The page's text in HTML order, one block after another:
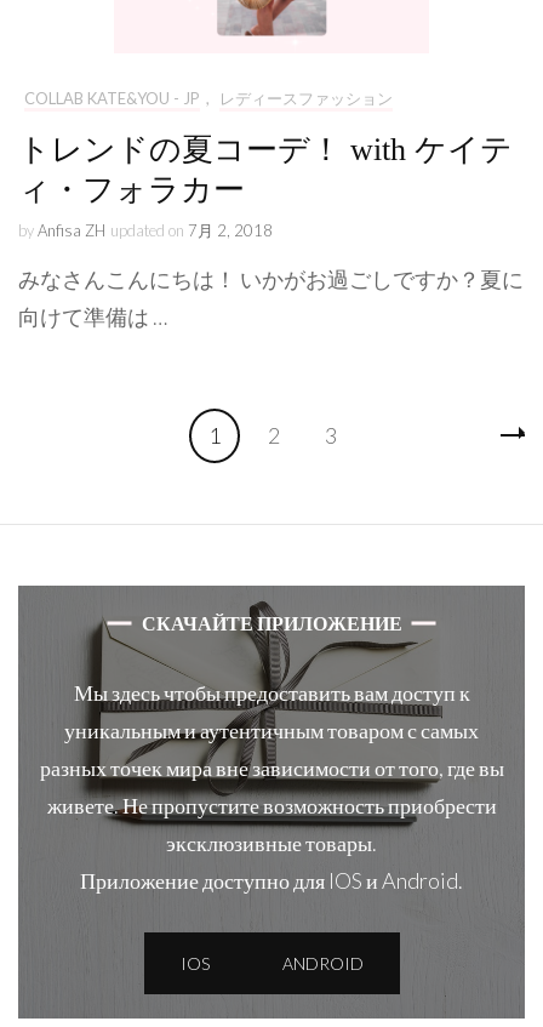
COLLAB KATE&YOU - JP , レディースファッション
トレンドの夏コーデ！ with ケイテ
ィ・フォラカー
byAnfisa ZH updated on 7月 2, 2018
みなさんこんにちは！ いかがお過ごしですか？夏に
向けて準備は …
ビ
ゲ
Page
1 Page
2 Page
3
СКАЧАЙТЕ ПРИЛОЖЕНИЕ
Мы здесь чтобы предоставить вам доступ к
уникальным и аутентичным товаром с самых
разных точек мира вне зависимости от того, где вы
живете. Не пропустите возможность приобрести
эксклюзивные товары.
Приложение доступно для IOS и Android.
IOS ANDROID